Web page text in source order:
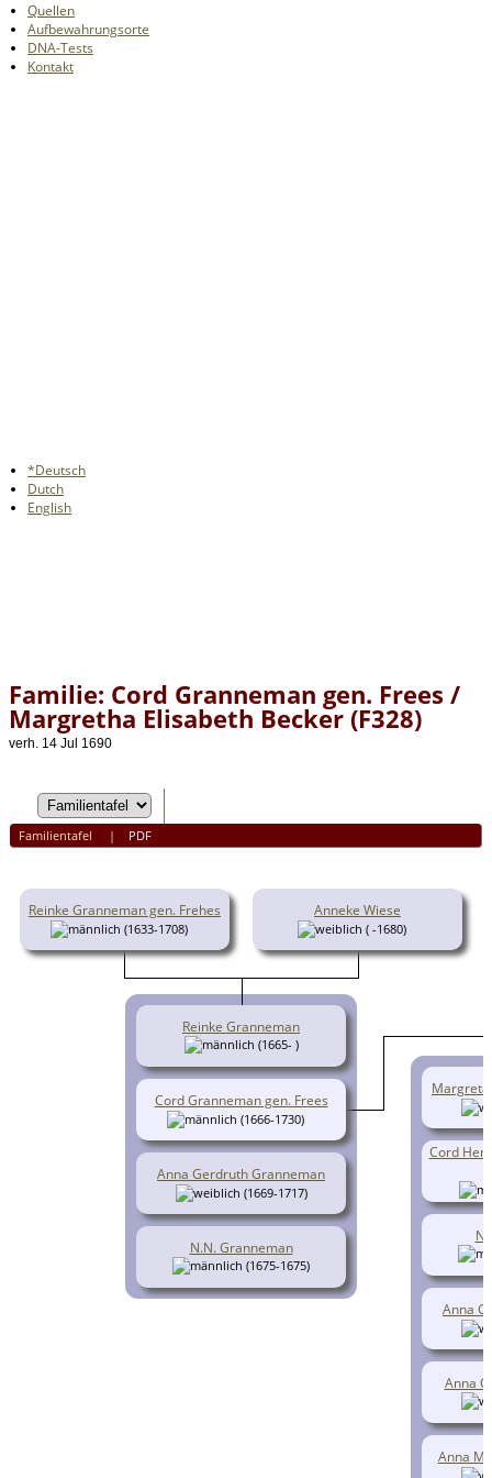
Quellen
Aufbewahrungsorte
DNA-Tests
Kontakt
*Deutsch
Dutch
English
Familie: Cord Granneman gen. Frees /
Margretha Elisabeth Becker (F328)
verh. 14 Jul 1690
Familientafel | PDF
Reinke Granneman gen. Frehes
(1633-1708)
Anneke Wiese
( -1680)
Reinke Granneman
(1665- )
Anna Gerdruth Granneman
(1669-1717)
N.N. Granneman
(1675-1675)
Cord Granneman gen. Frees
(1666-1730)
Cord
Anna
Anna
Anna